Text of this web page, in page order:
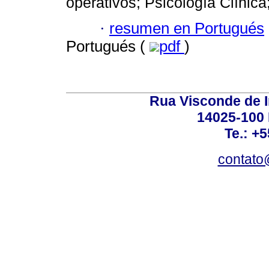
· resumen en Portugués
Portugués (
pdf )
Rua Visconde de
14025-
Te.: